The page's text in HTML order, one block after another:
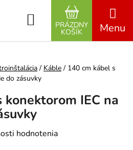
Hľadať
NÁKUPNÝ
PRÁZDNY
KOŠÍK
/ Káble / 140 cm kábel s
do zásuvky
konektorom IEC na
je 0,0 z 5 hviezdičiek.
hodnotenia